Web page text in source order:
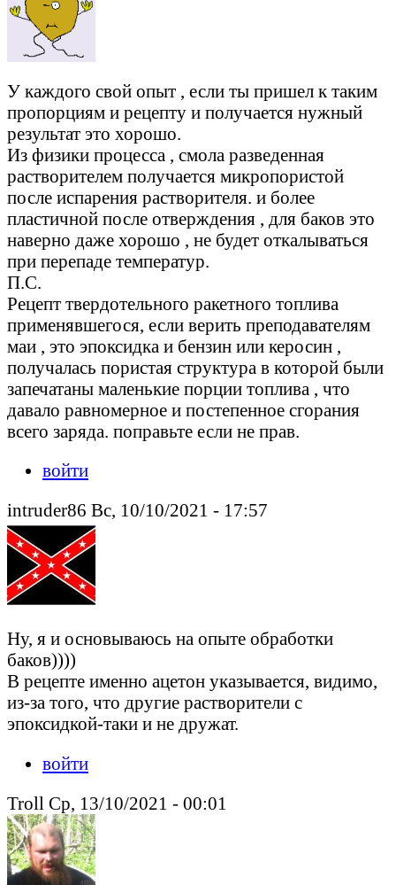
У каждого свой опыт , если ты пришел к таким
пропорциям и рецепту и получается нужный
результат это хорошо.
Из физики процесса , смола разведенная
растворителем получается микропористой
после испарения растворителя. и более
пластичной после отверждения , для баков это
наверно даже хорошо , не будет откалываться
при перепаде температур.
П.С.
Рецепт твердотельного ракетного топлива
применявшегося, если верить преподавателям
маи , это эпоксидка и бензин или керосин ,
получалась пористая структура в которой были
запечатаны маленькие порции топлива , что
давало равномерное и постепенное сгорания
всего заряда. поправьте если не прав.
войти
intruder86 Вс, 10/10/2021 - 17:57
Ну, я и основываюсь на опыте обработки
баков))))
В рецепте именно ацетон указывается, видимо,
из-за того, что другие растворители с
эпоксидкой-таки и не дружат.
войти
Troll Ср, 13/10/2021 - 00:01